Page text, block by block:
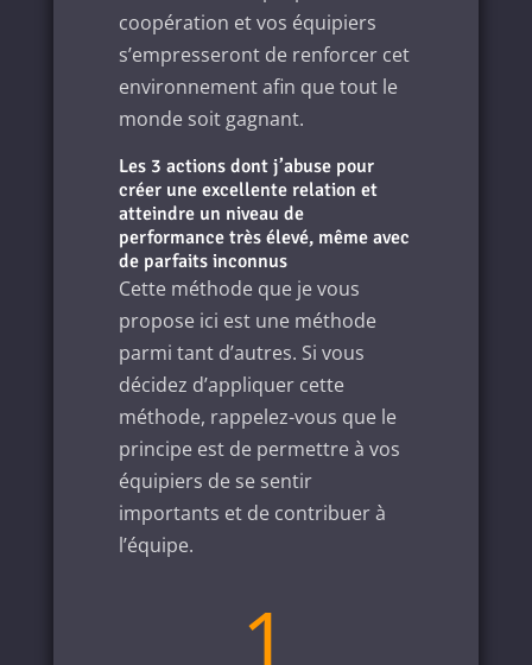
coopération et vos équipiers
s’empresseront de renforcer cet
environnement afin que tout le
monde soit gagnant.
Les 3 actions dont j’abuse pour
créer une excellente relation et
atteindre un niveau de
performance très élevé, même avec
de parfaits inconnus
Cette méthode que je vous
propose ici est une méthode
parmi tant d’autres. Si vous
décidez d’appliquer cette
méthode, rappelez-vous que le
principe est de permettre à vos
équipiers de se sentir
importants et de contribuer à
l’équipe.
1